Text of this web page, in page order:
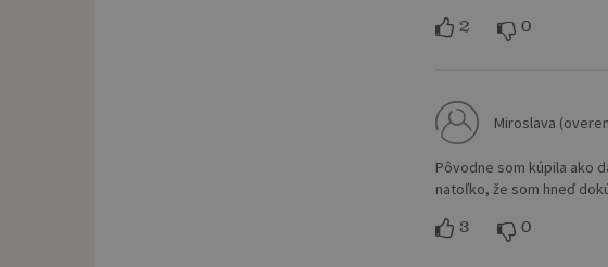
2 0
Miroslava
Pôvodne som kúpila ako
natoľko, že som hneď
3 0